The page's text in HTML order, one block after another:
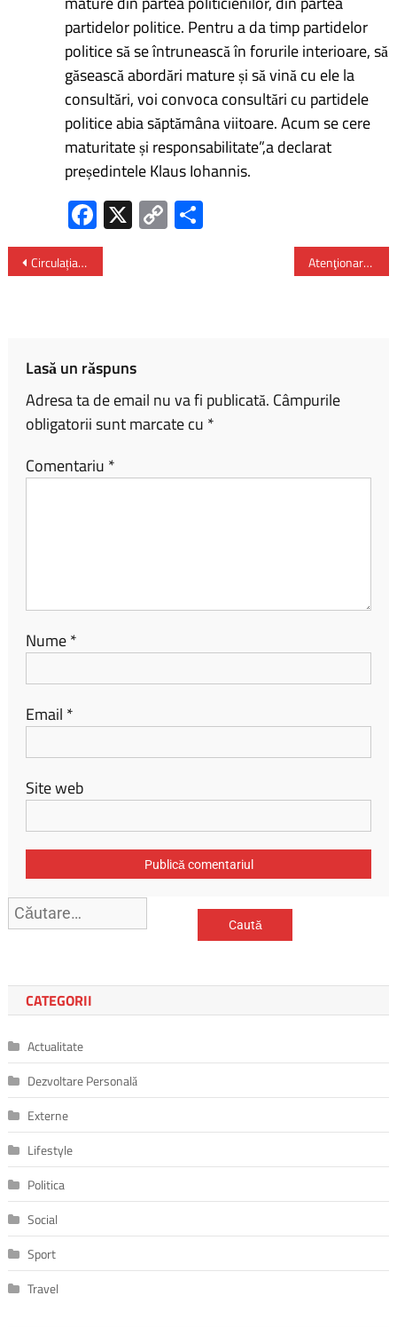
partidelor politice. Pentru a da timp partidelor
politice să se întrunească în forurile interioare, să
găsească abordări mature și să vină cu ele la
consultări, voi convoca consultări cu partidele
politice abia săptămâna viitoare. Acum se cere
maturitate și responsabilitate”,a declarat
președintele Klaus Iohannis.
Fa
ce
b
X C
o
Circulația trotinetelor electrice – interzisă pe trotuar Atenţionare de călătorie în Italia
Lasă un răspuns
Adresa ta de email nu va fi publicată. Câmpurile
obligatorii sunt marcate cu *
Comentariu *
Nume*
Email *
Site web
Caută
după:
CATEGORII
Actualitate
Dezvoltare Personală
Externe
Lifestyle
Politica
Social
Sport
Travel